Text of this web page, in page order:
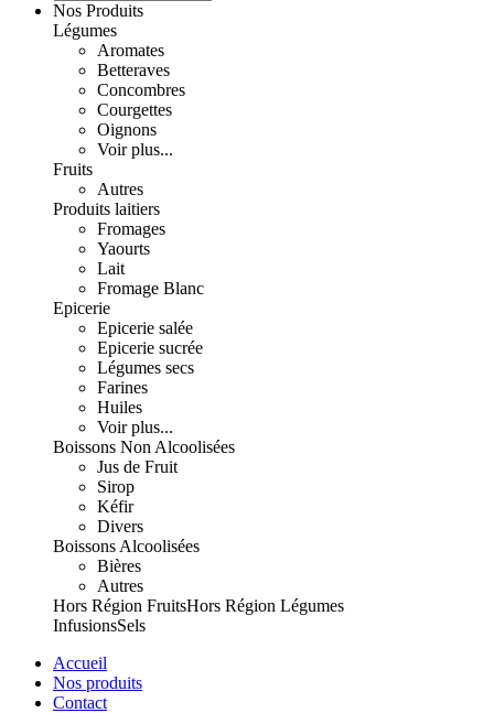
Nos Produits
Légumes
Aromates
Betteraves
Concombres
Courgettes
Oignons
Voir plus...
Fruits
Autres
Produits laitiers
Fromages
Yaourts
Lait
Fromage Blanc
Epicerie
Epicerie salée
Epicerie sucrée
Légumes secs
Farines
Huiles
Voir plus...
Boissons Non Alcoolisées
Jus de Fruit
Sirop
Kéfir
Divers
Boissons Alcoolisées
Bières
Autres
Hors Région FruitsHors Région Légumes
InfusionsSels
Accueil
Nos produits
Contact